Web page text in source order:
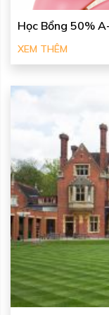
Học Bổng 50%
XEM THÊM